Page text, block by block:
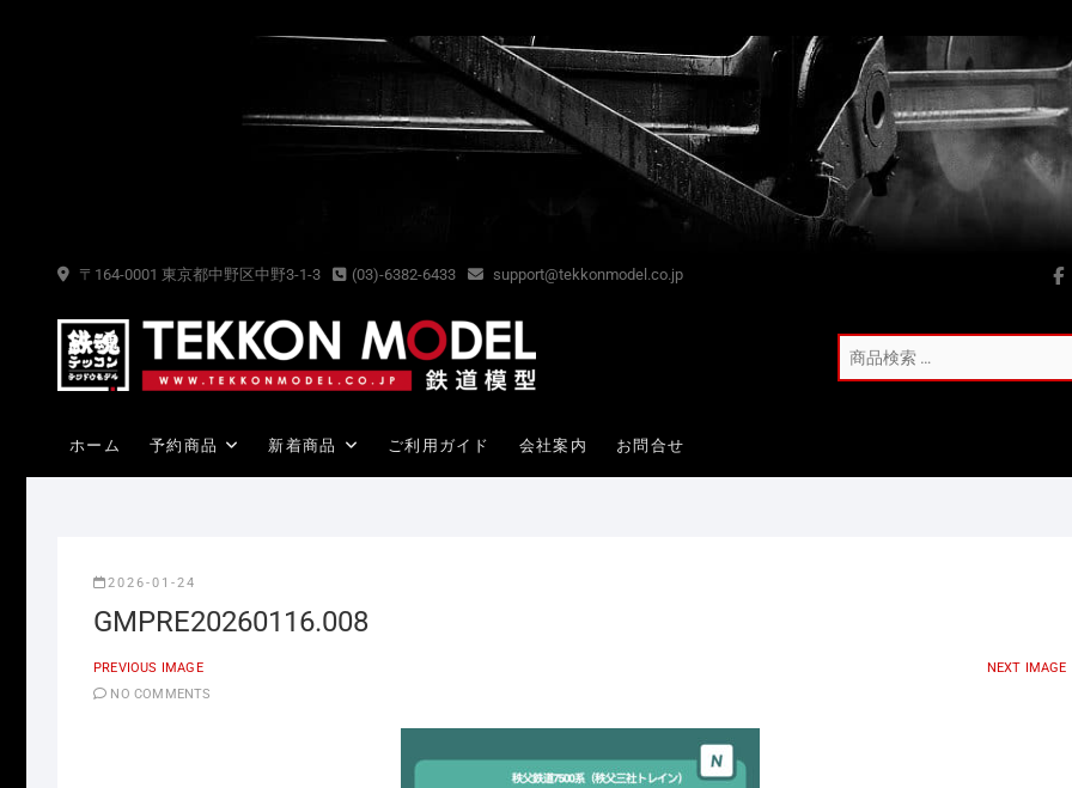
〒164-0001 東京都中野区中野3-1-3 (03)-6382-6433 support@tekkonmodel.co.jp
ホーム 予約商品 新着商品 ご利用ガイド 会社案内 お問合せ
2026-01-24
GMPRE20260116.008
PREVIOUS IMAGE
NEXT IMAGE
NO COMMENTS